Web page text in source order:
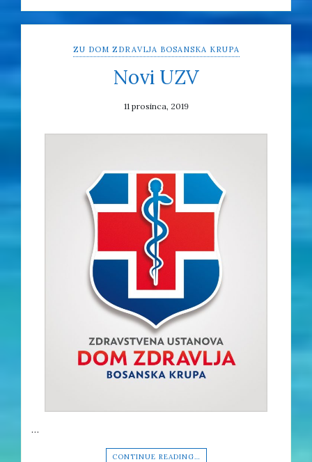
ZU DOM ZDRAVLJA BOSANSKA KRUPA
Novi UZV
11 prosinca, 2019
…
CONTINUE READING…